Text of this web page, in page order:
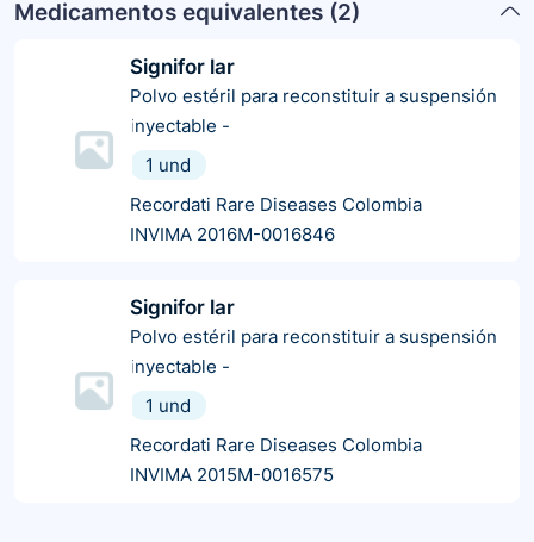
Medicamentos equivalentes (2)
Signifor lar
Polvo estéril para reconstituir a suspensión
inyectable -
1 und
Recordati Rare Diseases Colombia
INVIMA 2016M-0016846
Signifor lar
Polvo estéril para reconstituir a suspensión
inyectable -
1 und
Recordati Rare Diseases Colombia
INVIMA 2015M-0016575